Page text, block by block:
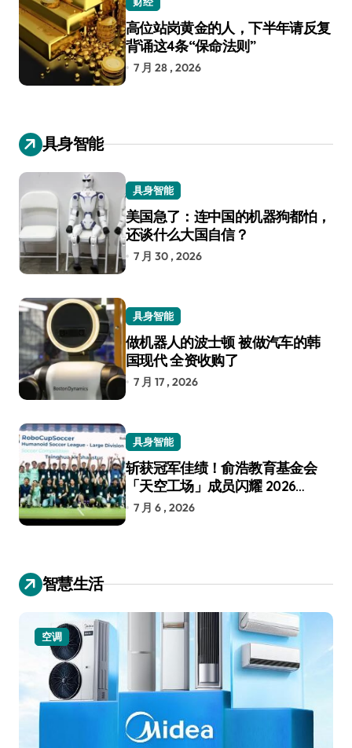
高位站岗黄金的人，下半年请反复
背诵这4条“保命法则”
7 月 28 , 2026
具身智能
具身智能
美国急了：连中国的机器狗都怕，
还谈什么大国自信？
7 月 30 , 2026
具身智能
做机器人的波士顿 被做汽车的韩
国现代 全资收购了
7 月 17 , 2026
具身智能
斩获冠军佳绩！俞浩教育基金会
「天空工场」成员闪耀 2026
RoboCup 机器人世界杯
7 月 6 , 2026
智慧生活
空调